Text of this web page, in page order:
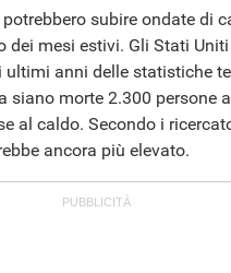
subire ondate di
dei mesi estivi. Gli Stati
ultimi anni delle statistiche
siano morte 2.300 persone
al caldo. Secondo i
ancora più elevato.